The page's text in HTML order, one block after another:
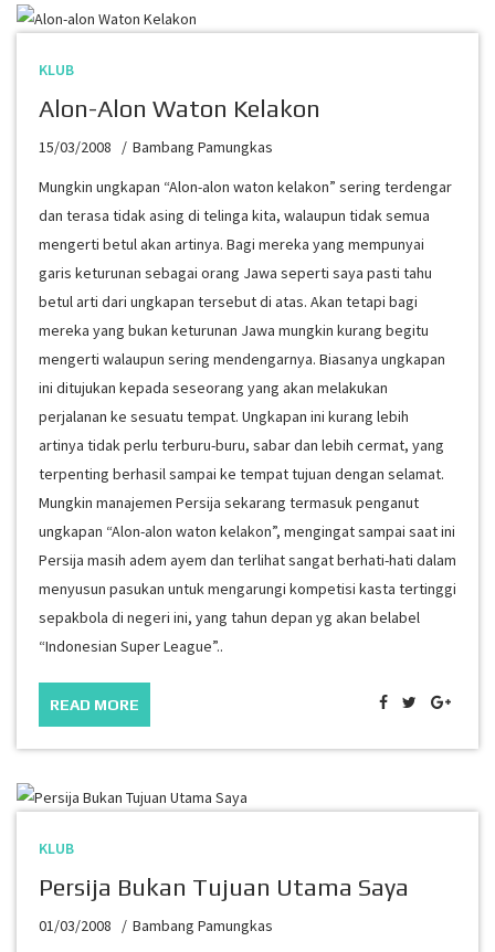
KLUB
Alon-Alon Waton Kelakon
15/03/2008
Bambang Pamungkas
Mungkin ungkapan “Alon-alon waton kelakon” sering terdengar
dan terasa tidak asing di telinga kita, walaupun tidak semua
mengerti betul akan artinya. Bagi mereka yang mempunyai
garis keturunan sebagai orang Jawa seperti saya pasti tahu
betul arti dari ungkapan tersebut di atas. Akan tetapi bagi
mereka yang bukan keturunan Jawa mungkin kurang begitu
mengerti walaupun sering mendengarnya. Biasanya ungkapan
ini ditujukan kepada seseorang yang akan melakukan
perjalanan ke sesuatu tempat. Ungkapan ini kurang lebih
artinya tidak perlu terburu-buru, sabar dan lebih cermat, yang
terpenting berhasil sampai ke tempat tujuan dengan selamat.
Mungkin manajemen Persija sekarang termasuk penganut
ungkapan “Alon-alon waton kelakon”, mengingat sampai saat ini
Persija masih adem ayem dan terlihat sangat berhati-hati dalam
menyusun pasukan untuk mengarungi kompetisi kasta tertinggi
sepakbola di negeri ini, yang tahun depan yg akan belabel
“Indonesian Super League”..
READ MORE
KLUB
Persija Bukan Tujuan Utama Saya
01/03/2008
Bambang Pamungkas